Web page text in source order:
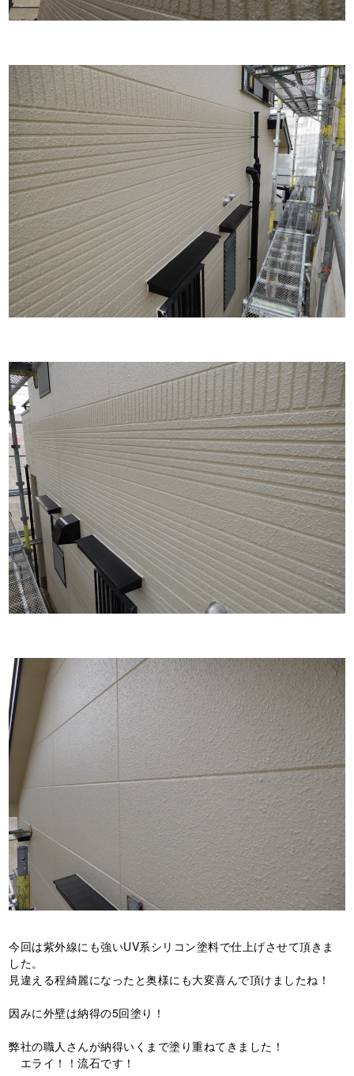
今回は紫外線にも強いUV系シリコン塗料で仕上げさせて頂きま
した。
見違える程綺麗になったと奥様にも大変喜んで頂けましたね！
因みに外壁は納得の5回塗り！
弊社の職人さんが納得いくまで塗り重ねてきました！
エライ！！流石です！